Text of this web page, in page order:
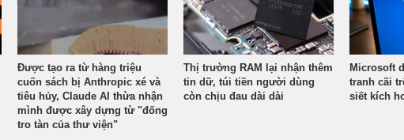
Được tạo ra từ hàng triệu
cuốn sách bị Anthropic xé và
tiêu hủy, Claude AI thừa nhận
mình được xây dựng từ "đống
tro tàn của thư viện"
Thị trường RAM lại nhận thêm
tin dữ, túi tiền người dùng
còn chịu đau dài dài
Microsoft
tranh cãi
siết kích